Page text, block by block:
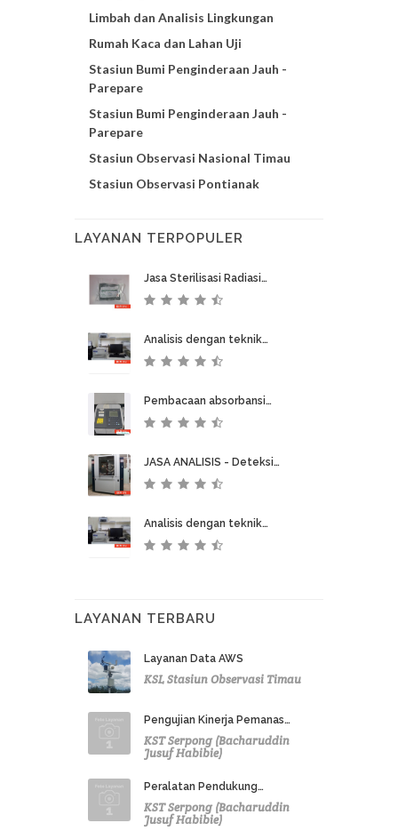
Limbah dan Analisis Lingkungan
Rumah Kaca dan Lahan Uji
Stasiun Bumi Penginderaan Jauh -
Parepare
Stasiun Bumi Penginderaan Jauh -
Parepare
Stasiun Observasi Nasional Timau
Stasiun Observasi Pontianak
LAYANAN TERPOPULER
Jasa Sterilisasi Radiasi…
Analisis dengan teknik…
Pembacaan absorbansi…
JASA ANALISIS - Deteksi…
Analisis dengan teknik…
LAYANAN TERBARU
Layanan Data AWS
KSL Stasiun Observasi Timau
Pengujian Kinerja Pemanas…
KST Serpong (Bacharuddin
Jusuf Habibie)
Peralatan Pendukung…
KST Serpong (Bacharuddin
Jusuf Habibie)